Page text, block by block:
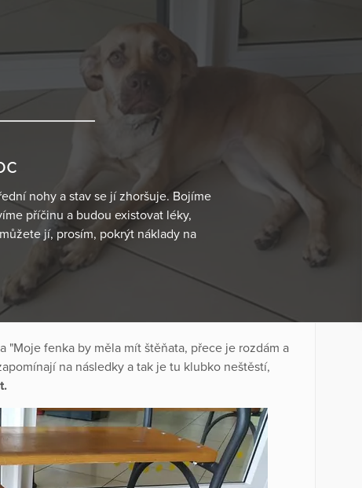
nohy a stav se jí zhoršuje. Bojíme
příčinu a budou existovat léky,
jí, prosím, pokrýt náklady na
fenka by měla mít štěňata, přece je rozdám a
na následky a tak je tu klubko neštěstí,